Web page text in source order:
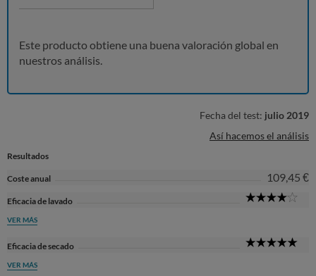
Este producto obtiene una buena valoración global en
nuestros análisis.
Fecha del test: julio 2019
Así hacemos el análisis
Resultados
Coste anual 109,45 €
Eficacia de lavado
VER MÁS
Eficacia de secado
VER MÁS